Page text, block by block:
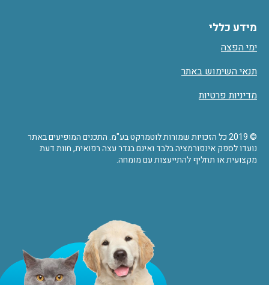
מידע כללי
ימי הפצה
תנאי השימוש באתר
מדיניות פרטיות
© 2019 כל הזכויות שמורות לוטמרקט בע"מ. התכנים המופיעים באתר
נועדו לספק אינפורמציה בלבד ואינם בגדר עצה רפואית, חוות דעת
מקצועית או תחליף להתייעצות עם מומחה.